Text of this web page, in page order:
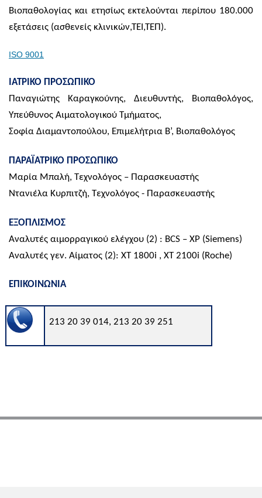
Βιοπαθολογίας και ετησίως εκτελούνται περίπου 180.000
εξετάσεις (ασθενείς κλινικών,ΤΕΙ,ΤΕΠ).
ISO 9001
ΙΑΤΡΙΚΟ ΠΡΟΣΩΠΙΚΟ
Παναγιώτης Καραγκούνης, Διευθυντής, Βιοπαθολόγος,
Υπεύθυνος Αιματολογικού Τμήματος,
Σοφία Διαμαντοπούλου, Επιμελήτρια Β’, Βιοπαθολόγος
ΠΑΡΑΪΑΤΡΙΚΟ ΠΡΟΣΩΠΙΚΟ
Μαρία Μπαλή, Τεχνολόγος – Παρασκευαστής
Ντανιέλα Κυρπιτζή, Τεχνολόγος - Παρασκευαστής
ΕΞΟΠΛΙΣΜΟΣ
Αναλυτές αιμορραγικού ελέγχου (2) : BCS – XP (Siemens)
Αναλυτές γεν. Αίματος (2): XT 1800i , XT 2100i (Roche)
ΕΠΙΚΟΙΝΩΝΙΑ
213 20 39 014, 213 20 39 251